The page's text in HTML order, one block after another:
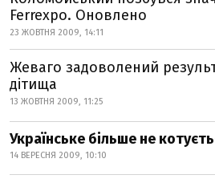
Ferrexpo. Оновлено
23 ЖОВТНЯ 2009, 14:11
Жеваго задоволений
дітища
13 ЖОВТНЯ 2009, 11:25
Українське більше не
14 ВЕРЕСНЯ 2009, 10:10